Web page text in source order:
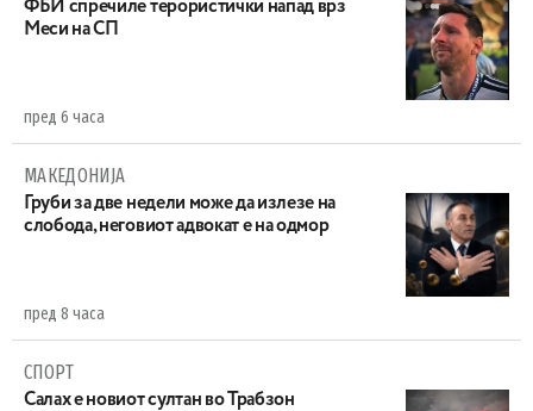
ФБИ спречиле терористички напад врз
Меси на СП
пред 6 часа
МАКЕДОНИЈА
Груби за две недели може да излезе на
слобода, неговиот адвокат е на одмор
пред 8 часа
СПОРТ
Салах е новиот султан во Трабзон